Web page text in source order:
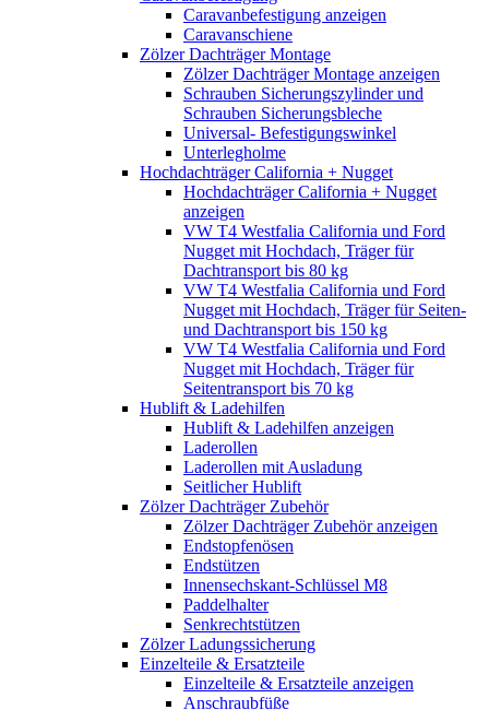
Caravanbefestigung anzeigen
Caravanschiene
Zölzer Dachträger Montage
Zölzer Dachträger Montage anzeigen
Schrauben Sicherungszylinder und
Schrauben Sicherungsbleche
Universal- Befestigungswinkel
Unterlegholme
Hochdachträger California + Nugget
Hochdachträger California + Nugget
anzeigen
VW T4 Westfalia California und Ford
Nugget mit Hochdach, Träger für
Dachtransport bis 80 kg
VW T4 Westfalia California und Ford
Nugget mit Hochdach, Träger für Seiten-
und Dachtransport bis 150 kg
VW T4 Westfalia California und Ford
Nugget mit Hochdach, Träger für
Seitentransport bis 70 kg
Hublift & Ladehilfen
Hublift & Ladehilfen anzeigen
Laderollen
Laderollen mit Ausladung
Seitlicher Hublift
Zölzer Dachträger Zubehör
Zölzer Dachträger Zubehör anzeigen
Endstopfenösen
Endstützen
Innensechskant-Schlüssel M8
Paddelhalter
Senkrechtstützen
Zölzer Ladungssicherung
Einzelteile & Ersatzteile
Einzelteile & Ersatzteile anzeigen
Anschraubfüße